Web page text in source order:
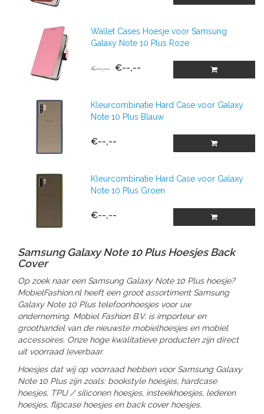
Wallet Cases Hoesje voor Samsung
Galaxy Note 10 Plus Roze
€--,-- €--,--
Kleurcombinatie Hard Case voor Galaxy
Note 10 Plus Blauw
€--,--
Kleurcombinatie Hard Case voor Galaxy
Note 10 Plus Groen
€--,--
Samsung Galaxy Note 10 Plus Hoesjes Back
Cover
Op zoek naar een Samsung Galaxy Note 10 Plus hoesje?
MobielFashion.nl heeft een groot assortiment Samsung
Galaxy Note 10 Plus telefoonhoesjes voor uw
onderneming. Mobiel Fashion B.V. is importeur en
groothandel van de nieuwste mobielhoesjes en mobiel
accessoires. Onze hoge kwalitatieve producten zijn direct
uit voorraad leverbaar.
Hoesjes dat wij op voorraad hebben voor Samsung Galaxy
Note 10 Plus zijn zoals: bookstyle hoesjes, hardcase
hoesjes, TPU / siliconen hoesjes, insteekhoesjes, lederen
hoesjes, flipcase hoesjes en back cover hoesjes.